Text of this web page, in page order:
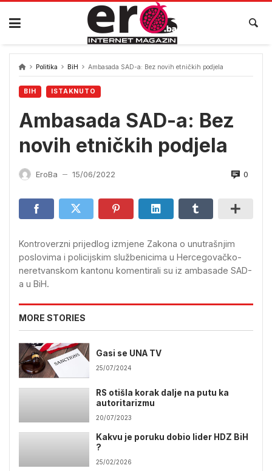
Skip
content
Politika BiH Ambasada SAD-a: Bez novih etničkih podjela
BIH ISTAKNUTO
Ambasada SAD-a: Bez
novih etničkih podjela
EroBa — 15/06/2022 0
Kontroverzni prijedlog izmjene Zakona o unutrašnjim
poslovima i policijskim službenicima u Hercegovačko-
neretvanskom kantonu komentirali su iz ambasade SAD-
a u BiH.
MORE STORIES
Gasi se UNA TV
25/07/2024
RS otišla korak dalje na putu ka
autoritarizmu
20/07/2023
Kakvu je poruku dobio lider HDZ BiH
?
25/02/2026